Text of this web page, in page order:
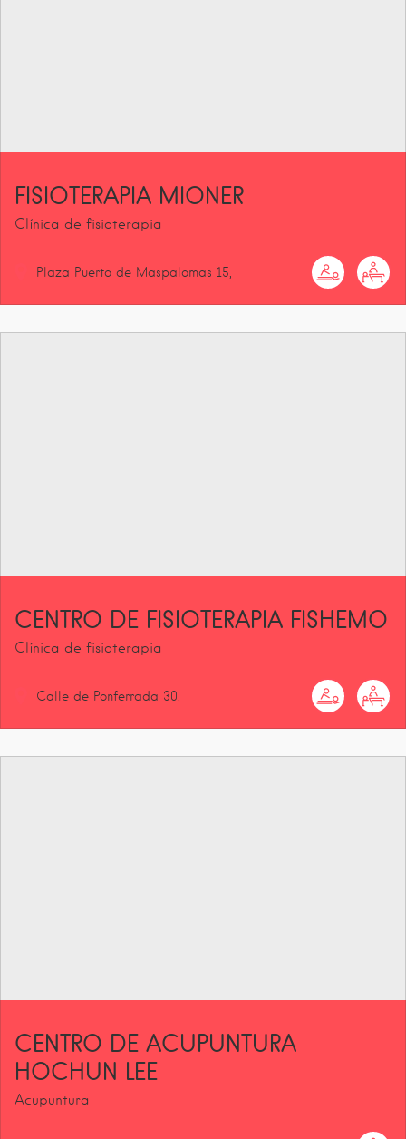
FISIOTERAPIA MIONER
Clínica de fisioterapia
Plaza Puerto de Maspalomas 15
CENTRO DE FISIOTERAPIA FISHEMO
Clínica de fisioterapia
Calle de Ponferrada 30
CENTRO DE ACUPUNTURA
HOCHUN LEE
Acupuntura